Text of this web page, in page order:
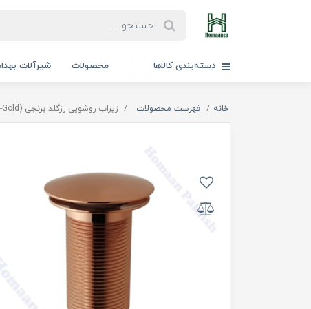
دسته‌بندی کالاها محصولات شیرآلات
خانه فهرست محصولات زیراب روشویی رزگلد برنجی (Rose-Gold)